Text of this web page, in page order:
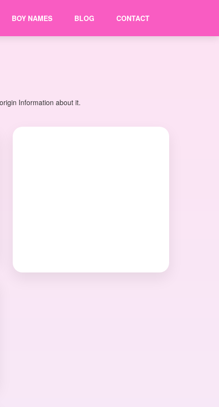
BOY NAMES BLOG CONTACT
Information about it.